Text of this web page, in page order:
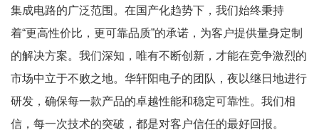
集成电路的广泛范围。在国产化趋势下，我们始终秉持
着“更高性价比，更可靠品质”的承诺，为客户提供量身定制
的解决方案。我们深知，唯有不断创新，才能在竞争激烈的
市场中立于不败之地。华轩阳电子的团队，夜以继日地进行
研发，确保每一款产品的卓越性能和稳定可靠性。我们相
信，每一次技术的突破，都是对客户信任的最好回报。